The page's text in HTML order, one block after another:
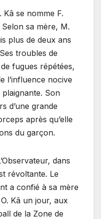
Kâ se nomme F.
sa mère, M.
plus de deux ans
troubles de
fugues répétées,
l’influence nocive
Son
d’une grande
après qu’elle
du garçon.
dans
révoltante. Le
a confié à sa mère
Kâ un jour, aux
de la Zone de